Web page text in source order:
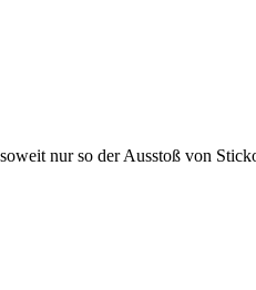
nur so der Ausstoß von